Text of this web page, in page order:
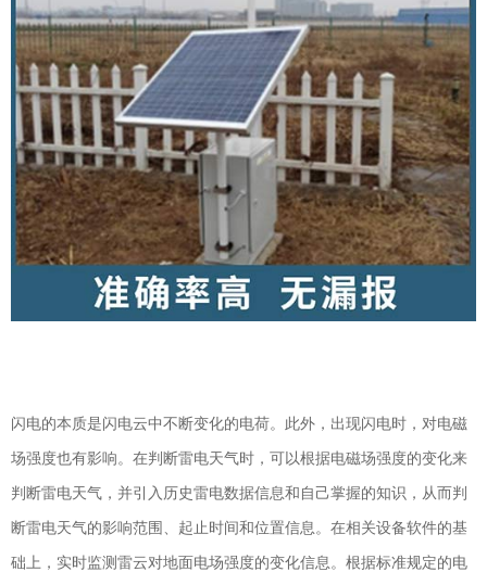
闪电的本质是闪电云中不断变化的电荷。此外，出现闪电时，对电磁
场强度也有影响。在判断雷电天气时，可以根据电磁场强度的变化来
判断雷电天气，并引入历史雷电数据信息和自己掌握的知识，从而判
断雷电天气的影响范围、起止时间和位置信息。在相关设备软件的基
础上，实时监测雷云对地面电场强度的变化信息。根据标准规定的电